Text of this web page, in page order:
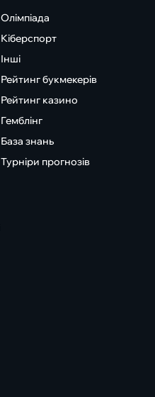
Олімпіада
Кіберспорт
Інші
Рейтинг букмекерів
Рейтинг казино
Гемблінг
База знань
Турніри прогнозів